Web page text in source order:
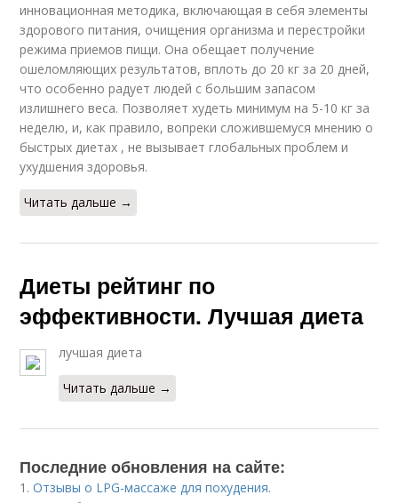
инновационная методика, включающая в себя элементы
здорового питания, очищения организма и перестройки
режима приемов пищи. Она обещает получение
ошеломляющих результатов, вплоть до 20 кг за 20 дней,
что особенно радует людей с большим запасом
излишнего веса. Позволяет худеть минимум на 5-10 кг за
неделю, и, как правило, вопреки сложившемуся мнению о
быстрых диетах , не вызывает глобальных проблем и
ухудшения здоровья.
Читать дальше →
Диеты рейтинг по
эффективности. Лучшая диета
лучшая диета
Читать дальше →
Последние обновления на сайте:
1.Отзывы о LPG-массаже для похудения.